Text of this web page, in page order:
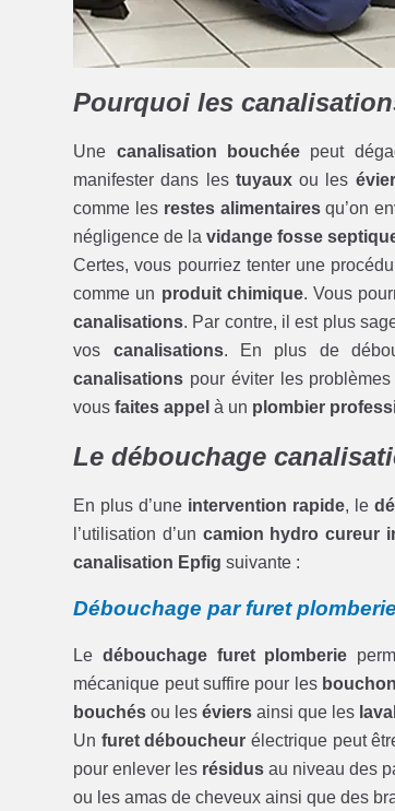
Pourquoi les
Une canalisation bouchée peut
manifester dans les tuyauxou les
comme les restes alimentairesqu’on
négligence de lavidange fosse
Certes, vous pourriez tenter une
comme un produit chimique. Vous
canalisations. Par contre, il est plus
vos canalisations. En plus de
canalisations pour éviter les
vousfaites appel à un plombier
Le débouchage
En plus d’une intervention rapide, le
l’utilisation d’un camion hydro cureur
canalisation Epfig suivante :
Débouchage par furet plomberie
Le débouchage furet plomberie
mécanique peut suffire pour les
bouchés ou leséviers ainsi que les
Un furet déboucheur électrique peut
pour enlever les résidus au niveau des
ou les amas de cheveux ainsi que des